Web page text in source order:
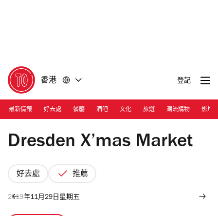
香港 登記
最新情報 好去處 餐廳 酒吧 文化 旅遊 潮流購物 影片
Mira Place/Paco Tam
Dresden X’mas Market
好去處 推薦
2019年11月29日星期五